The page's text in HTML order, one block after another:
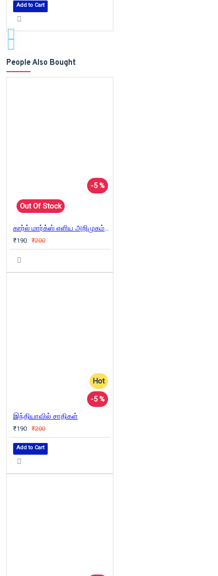
Add to Cart
People Also Bought
-5 %
Out Of Stock
கார்ல் மார்க்ஸ் எளிய அறிமுகம்( COMIC BOOK)
₹190 ₹200
Hot
-5 %
இந்தியாவில் சாதிகள்
₹190 ₹200
Add to Cart